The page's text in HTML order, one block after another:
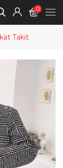
0
Takit